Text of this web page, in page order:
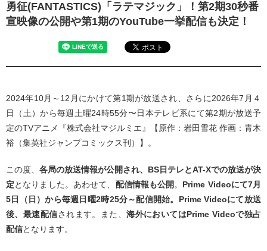
勇征(FANTASTICS)「ラテマジック」！第2期30秒番
宣映像の公開や第1期のYouTube一挙配信も決定！
2024年10月～12月にかけて第1期が放送され、さらに2026年7月４
日（土）から毎週土曜24時55分〜日本テレビ系にて第2期が放送予
定のTVアニメ『株式会社マジルミエ』【原作：岩田雪花 作画：青木
裕（集英社ジャンプコミックス刊）】。
この度、 各局の放送情報が公開され、BS日テレとAT-Xでの放送が決
定となりました。あわせて、 配信情報も公開 。 Prime Videoにて7月
5日（日）から毎週日曜2時25分～配信開始。Prime Videoにて放送
後、最速配信されます。また、海外においてはPrime Videoで独占
配信となります。